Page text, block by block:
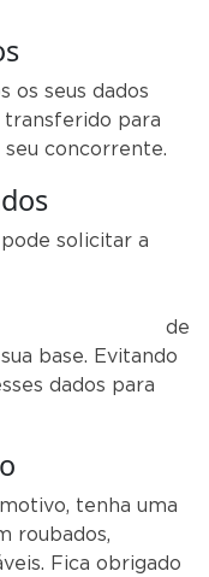
os seus dados
transferido para
concorrente.
solicitar a
base. Evitando
dados para
tenha uma
roubados,
Fica obrigado